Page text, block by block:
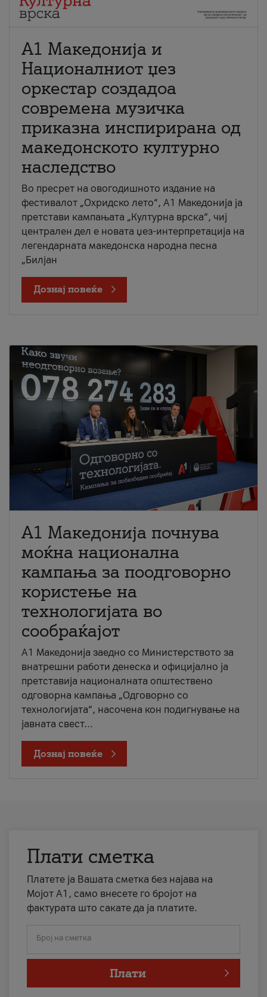
А1 Македонија и
Националниот џез
оркестар создадоа
современа музичка
приказна инспирирана од
македонското културно
наследство
Во пресрет на овогодишното издание на
фестивалот „Охридско лето“, А1 Македонија ја
претстави кампањата „Културна врска“, чиј
централен дел е новата џез-интерпретација на
легендарната македонска народна песна
„Билјан
Дознај повеќе
A1 Македонија почнува
моќна национална
кампања за поодговорно
користење на
технологијата во
сообраќајот
A1 Македонија заедно со Министерството за
внатрешни работи денеска и официјално ја
претставија националната општествено
одговорна кампања „Одговорно со
технологијата“, насочена кон подигнување на
јавната свест...
Дознај повеќе
Плати сметка
Платете ја Вашата сметка без најава на
Мојот А1, само внесете го бројот на
фактурата што сакате да ја платите.
Број на сметка
Плати